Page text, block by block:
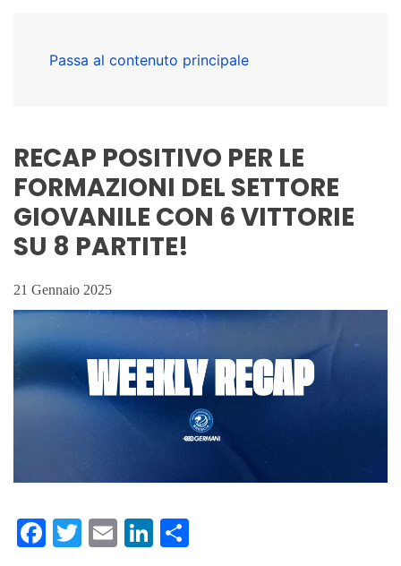
Passa al contenuto principale
RECAP POSITIVO PER LE
FORMAZIONI DEL SETTORE
GIOVANILE CON 6 VITTORIE
SU 8 PARTITE!
21 Gennaio 2025
Facebook
Twitter
EmailLinkedIn